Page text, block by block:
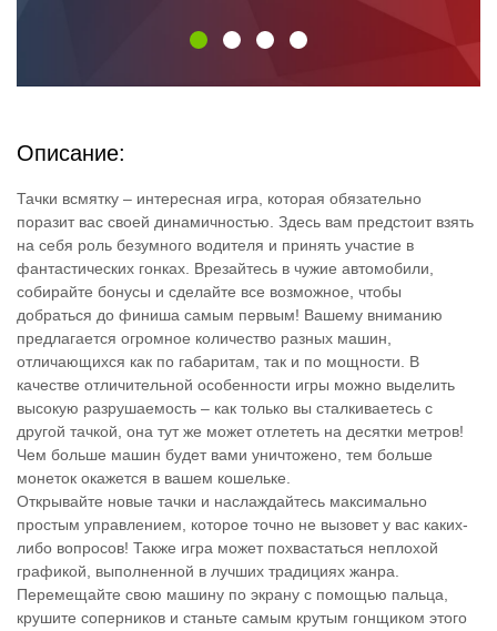
Описание:
Тачки всмятку – интересная игра, которая обязательно
поразит вас своей динамичностью. Здесь вам предстоит взять
на себя роль безумного водителя и принять участие в
фантастических гонках. Врезайтесь в чужие автомобили,
собирайте бонусы и сделайте все возможное, чтобы
добраться до финиша самым первым! Вашему вниманию
предлагается огромное количество разных машин,
отличающихся как по габаритам, так и по мощности. В
качестве отличительной особенности игры можно выделить
высокую разрушаемость – как только вы сталкиваетесь с
другой тачкой, она тут же может отлететь на десятки метров!
Чем больше машин будет вами уничтожено, тем больше
монеток окажется в вашем кошельке.
Открывайте новые тачки и наслаждайтесь максимально
простым управлением, которое точно не вызовет у вас каких-
либо вопросов! Также игра может похвастаться неплохой
графикой, выполненной в лучших традициях жанра.
Перемещайте свою машину по экрану с помощью пальца,
крушите соперников и станьте самым крутым гонщиком этого